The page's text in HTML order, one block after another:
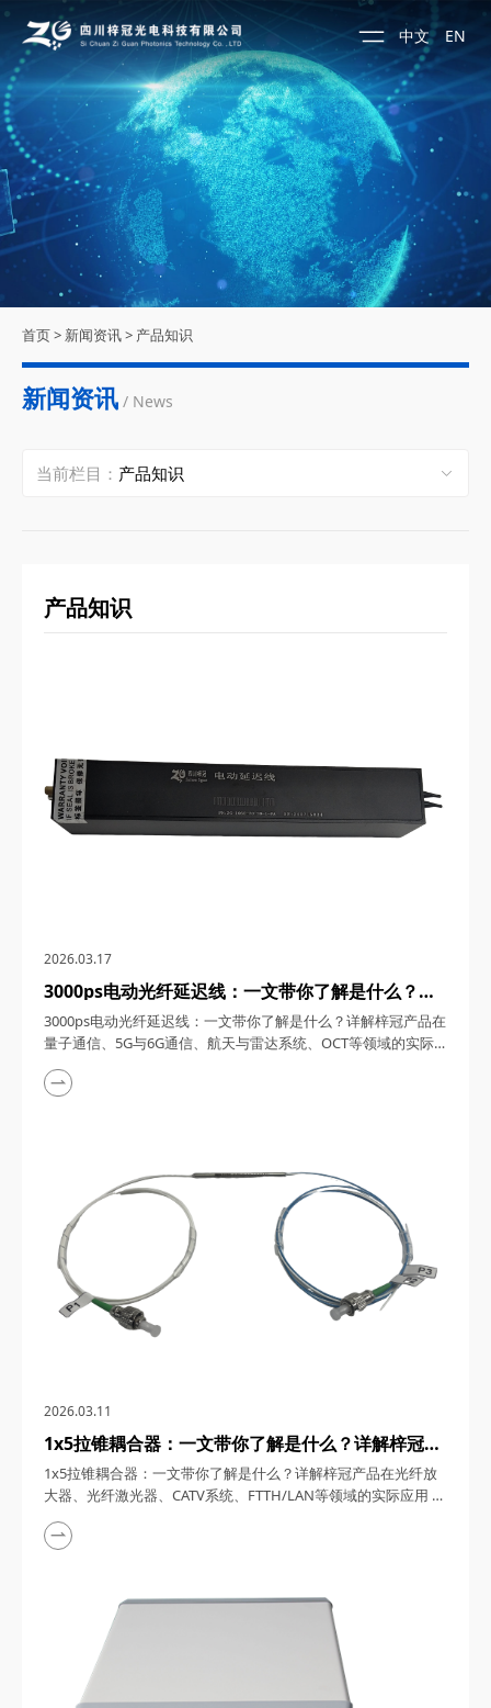
中文 EN
首页> 新闻资讯> 产品知识
新闻资讯 / News
当前栏目：
产品知识
2026.03.17
3000ps电动光纤延迟线：一文带你了解是什么？详
解梓冠产品在量子通信、5G与6G通信、航天与雷达
系统、OCT等领域的实际应用
3000ps电动光纤延迟线：一文带你了解是什么？详解梓冠产品在
量子通信、5G与6G通信、航天与雷达系统、OCT等领域的实际
应用 3000ps电动光纤延迟线，在高速发展的光通信与探测技术
领域，凭借其卓越的性能和广泛的应用潜力，成为了众多高科技
2026.03.11
1x5拉锥耦合器：一文带你了解是什么？详解梓冠产
品在光纤放大器、光纤激光器、CATV系统、
FTTH/LAN等领域的实际应用
1x5拉锥耦合器：一文带你了解是什么？详解梓冠产品在光纤放
大器、光纤激光器、CATV系统、FTTH/LAN等领域的实际应用
1x5拉锥耦合器，在光纤通信与传感技术迅猛发展的今天，凭借
其独特的设计、卓越的性能以及广泛的应用场景，成为了光纤网
款产品的内在魅力。 一、1...